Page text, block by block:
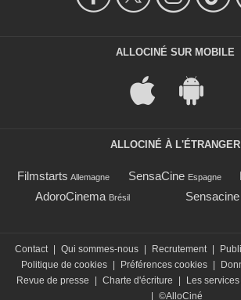
ALLOCINÉ SUR MOBILE
ALLOCINÉ À L'ÉTRANGER
Filmstarts Allemagne SensaCine Espagne
AdoroCinema Brésil
Contact | Qui sommes-nous | Recrutement |
Politique de cookies | Préférences cookies |
Revue de presse
| Charte d'écriture | Les
| ©AlloCiné